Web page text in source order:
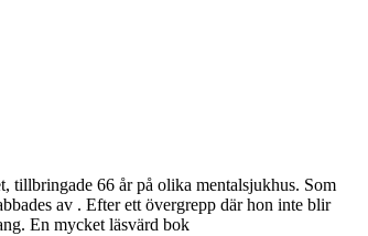
tillbringade 66 år på olika mentalsjukhus. Som
av . Efter ett övergrepp där hon inte blir
En mycket läsvärd bok